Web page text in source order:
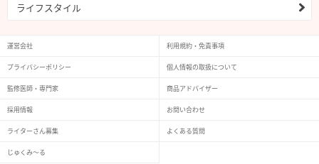
ライフスタイル
運営会社 利用規約・免責事項
プライバシーポリシー 個人情報の取扱について
監修医師・専門家 商品アドバイザー
採用情報 お問い合わせ
ライターさん募集 よくある質問
じゅくみ〜る